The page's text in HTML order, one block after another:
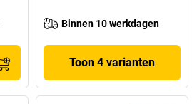
Binnen 10 werkdagen
Toon 4 varianten